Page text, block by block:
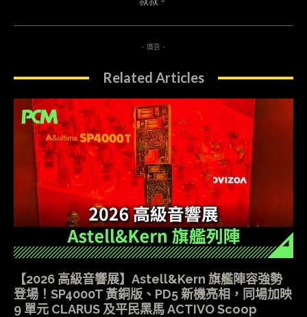
- 廣告 -
Related Articles
【2026 高級音響展】Astell&Kern 旗艦陣容強勢
登場！SP4000T 黃銅版、PD5 新機亮相，同場加映
9 單元 CLARUS 及平民黑馬 ACTIVO Scoop